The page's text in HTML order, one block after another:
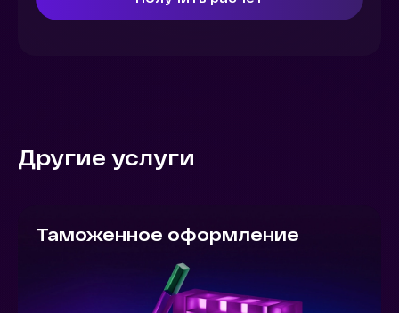
Другие услуги
Таможенное оформление